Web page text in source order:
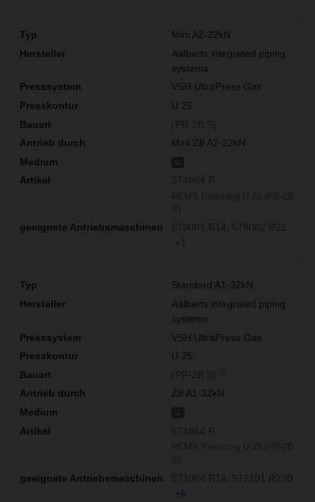
Mini A2-22kN
Aalberts integrated piping
systems
VSH UltraPress Gas
U 25
(PR-2B S)
Mini Z8 A2-22kN
574864 R
578001 R14
578002 R22
+1
Standard A1-32kN
Aalberts integrated piping
systems
VSH UltraPress Gas
U 25
(PR-2B S) 2)
Z8 A1-32kN
574864 R
571004 R14
572101 R220
+6